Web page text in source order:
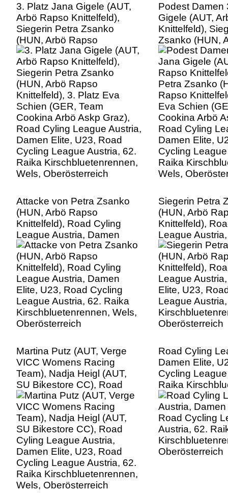
3. Platz Jana Gigele (AUT,
Arbö Rapso Knittelfeld),
Siegerin Petra Zsanko
(HUN, Arbö Rapso
Knittelfeld), 3. Platz Eva
Schien (GER, Team
Cookina Arbö Askp Graz),
Road Cyling League Austria,
Damen Elite, U23, Road
Cycling League Austria, 62.
Raika Kirschbluetenrennen,
Wels, Oberösterreich
Podest Damen
Gigele (AUT,
Knittelfeld),
Zsanko (HUN,
Knittelfeld), 3.
Schien (GER,
Cookina Arbö
Road Cyling
Damen Elite,
Cycling
Raika
Wels,
Attacke von Petra Zsanko
(HUN, Arbö Rapso
Knittelfeld), Road Cyling
League Austria, Damen
Elite, U23, Road Cycling
League Austria, 62. Raika
Kirschbluetenrennen, Wels,
Oberösterreich
Siegerin Petra
(HUN, Arbö
Knittelfeld),
League
Elite, U23,
League
Oberösterreich
Martina Putz (AUT, Verge
VICC Womens Racing
Team), Nadja Heigl (AUT,
SU Bikestore CC), Road
Cyling League Austria,
Damen Elite, U23, Road
Cycling League Austria, 62.
Raika Kirschbluetenrennen,
Wels, Oberösterreich
Road Cyling
Damen Elite,
Cycling
Raika
Wels,